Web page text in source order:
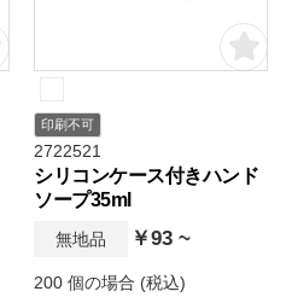
印刷不可
2722521
シリコンケース付きハンド
ソープ35ml
無地品 ￥93 ~
200 個の場合 (税込)